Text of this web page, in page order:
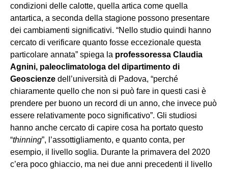
condizioni delle calotte, quella artica come quella
antartica, a seconda della stagione possono presentare
dei cambiamenti significativi. “Nello studio quindi hanno
cercato di verificare quanto fosse eccezionale questa
particolare annata” spiega la professoressa Claudia
Agnini, paleoclimatologa del dipartimento di
Geoscienze dell’università di Padova, “perché
chiaramente quello che non si può fare in questi casi è
prendere per buono un record di un anno, che invece può
essere relativamente poco significativo”. Gli studiosi
hanno anche cercato di capire cosa ha portato questo
“thinning”, l’assottigliamento, e quanto conta, per
esempio, il livello soglia. Durante la primavera del 2020
c’era poco ghiaccio, ma nei due anni precedenti il livello